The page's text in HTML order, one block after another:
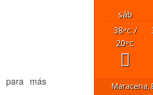
para más
sáb
38°C/
20°C
Maracena,